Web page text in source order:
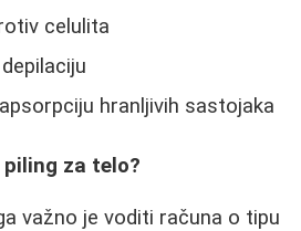
celulita
hranljivih sastojaka
za telo?
važno je voditi računa o tipu